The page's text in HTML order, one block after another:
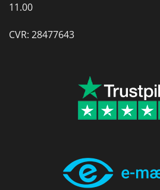
11.00
CVR: 28477643